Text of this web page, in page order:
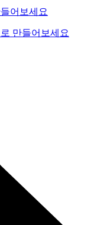
어보세요
만들어보세요